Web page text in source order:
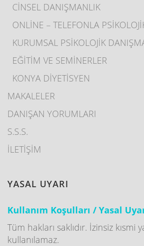
CİNSEL DANIŞMANLIK
ONLİNE – TELEFONLA
KURUMSAL PSİKOLOJİK
EĞİTİM VE SEMİNERLER
KONYA DİYETİSYEN
MAKALELER
DANIŞAN YORUMLARI
S.S.S.
İLETİŞİM
YASAL UYARI
Kullanım Koşulları / Yasal
Tüm hakları saklıdır. İzinsiz kısmi
kullanılamaz.